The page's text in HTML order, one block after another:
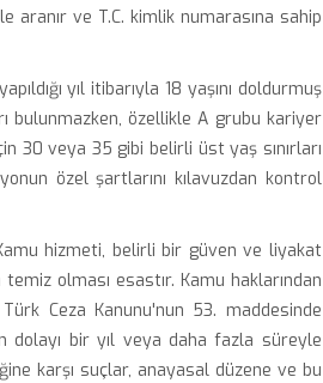
aranır ve T.C. kimlik numarasına sahip
yıl itibarıyla 18 yaşını doldurmuş
bulunmazken, özellikle A grubu kariyer
30 veya 35 gibi belirli üst yaş sınırları
özel şartlarını kılavuzdan kontrol
hizmeti, belirli bir güven ve liyakat
olması esastır. Kamu haklarından
Ceza Kanunu'nun 53. maddesinde
bir yıl veya daha fazla süreyle
karşı suçlar, anayasal düzene ve bu